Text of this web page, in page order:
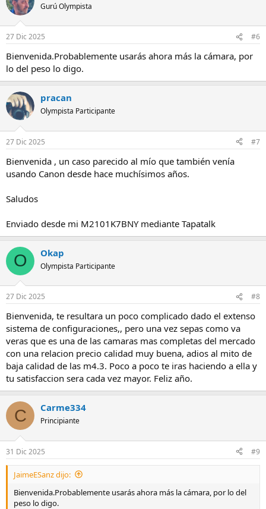
Gurú Olympista
27 Dic 2025 #6
Bienvenida.Probablemente usarás ahora más la cámara, por
lo del peso lo digo.
pracan
Olympista Participante
27 Dic 2025 #7
Bienvenida , un caso parecido al mío que también venía
usando Canon desde hace muchísimos años.
Saludos
Enviado desde mi M2101K7BNY mediante Tapatalk
O Okap
Olympista Participante
27 Dic 2025 #8
Bienvenida, te resultara un poco complicado dado el extenso
sistema de configuraciones,, pero una vez sepas como va
veras que es una de las camaras mas completas del mercado
con una relacion precio calidad muy buena, adios al mito de
baja calidad de las m4.3. Poco a poco te iras haciendo a ella y
tu satisfaccion sera cada vez mayor. Feliz año.
C Carme334
Principiante
31 Dic 2025 #9
JaimeESanz dijo:
Bienvenida.Probablemente usarás ahora más la cámara, por lo del
peso lo digo.